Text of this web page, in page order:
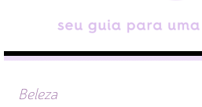
Beleza